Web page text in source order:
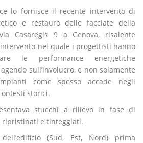
lo fornisce il recente intervento di
e restauro delle facciate della
Casaregis 9 a Genova, risalente
intervento nel quale i progettisti hanno
le performance energetiche
sull’involucro, e non solamente
come spesso accade negli
storici.
stucchi a rilievo in fase di
ripristinati e tinteggiati.
(Sud, Est, Nord) prima